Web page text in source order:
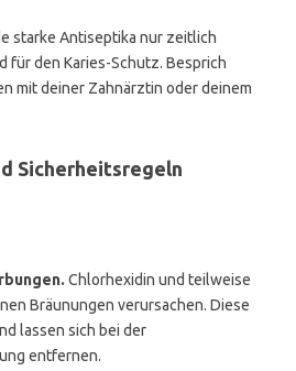
starke Antiseptika nur zeitlich
für den Karies-Schutz. Besprich
mit deiner Zahnärztin oder deinem
Sicherheitsregeln
Chlorhexidin und teilweise
Bräunungen verursachen. Diese
lassen sich bei der
entfernen.